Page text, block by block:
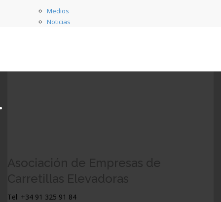
Medios
Noticias
Asociación de Empresas de
Carretillas Elevadoras
Tel: +34 91 325 91 84